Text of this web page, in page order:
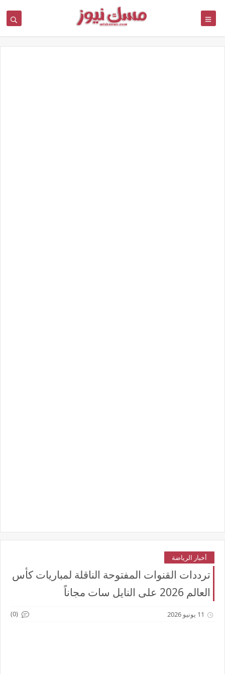
أخبار الرياضة
ترددات القنوات المفتوحة الناقلة لمباريات كأس
العالم 2026 على النايل سات مجاناً
11 يونيو 2026 (0)